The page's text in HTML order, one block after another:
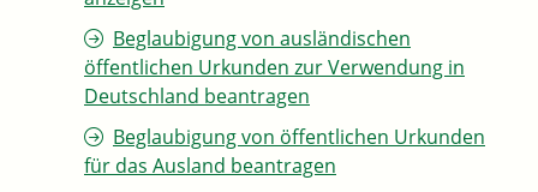
Beglaubigung von ausländischen
öffentlichen Urkunden zur Verwendung in
Deutschland beantragen
Beglaubigung von öffentlichen Urkunden
für das Ausland beantragen